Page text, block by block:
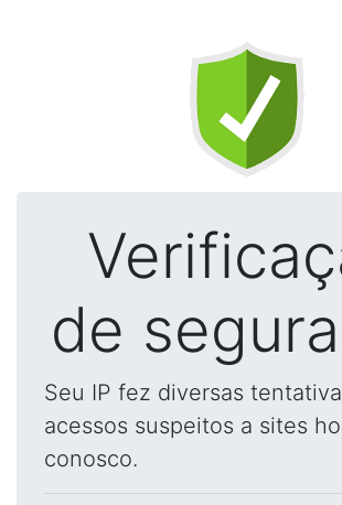
de
Seu IP fez diversas
acessos suspeitos a sites
conosco.